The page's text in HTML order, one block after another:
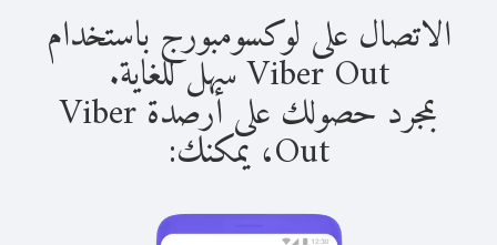
الاتصال على لوكسومبورج باستخدام
Viber Out سهل للغاية.
بمجرد حصولك على أرصدة Viber
Out، يمكنك: